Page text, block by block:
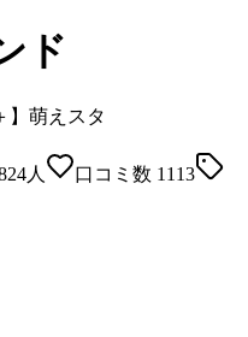
ド
】萌えスタ
人 口コミ数 1113